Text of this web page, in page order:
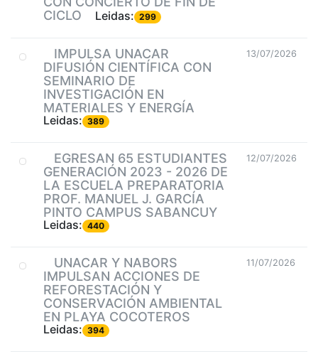
CICLO
Leidas: 299
IMPULSA UNACAR
DIFUSIÓN CIENTÍFICA CON
SEMINARIO DE
INVESTIGACIÓN EN
MATERIALES Y ENERGÍA
Leidas: 389
13/07/2026
EGRESAN 65 ESTUDIANTES
GENERACIÓN 2023 - 2026 DE
LA ESCUELA PREPARATORIA
PROF. MANUEL J. GARCÍA
PINTO CAMPUS SABANCUY
Leidas: 440
12/07/2026
UNACAR Y NABORS
IMPULSAN ACCIONES DE
REFORESTACIÓN Y
CONSERVACIÓN AMBIENTAL
EN PLAYA COCOTEROS
Leidas: 394
11/07/2026